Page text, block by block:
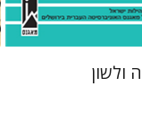
ולשון